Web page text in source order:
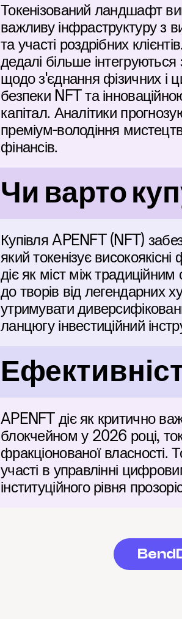
Токенізований ландшафт
важливу інфраструктуру з
та участі роздрібних
дедалі більше
щодо з'єднання фізичних і
безпеки NFT та
капітал. Аналітики
преміум-володіння
фінансів.
Чи варто
Купівля APENFT (NFT)
який токенізує
діє як міст між
до творів від легендарних
утримувати
ланцюгу інвестиційний
APENFT діє як критично
блокчейном у 2026 році,
фракціонованої
участі в управлінні
інституційного рівня